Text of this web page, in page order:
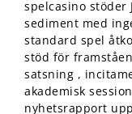
spelcasino
sediment med
standard spel
stöd för
satsning ,
akademisk
nyhetsrapport